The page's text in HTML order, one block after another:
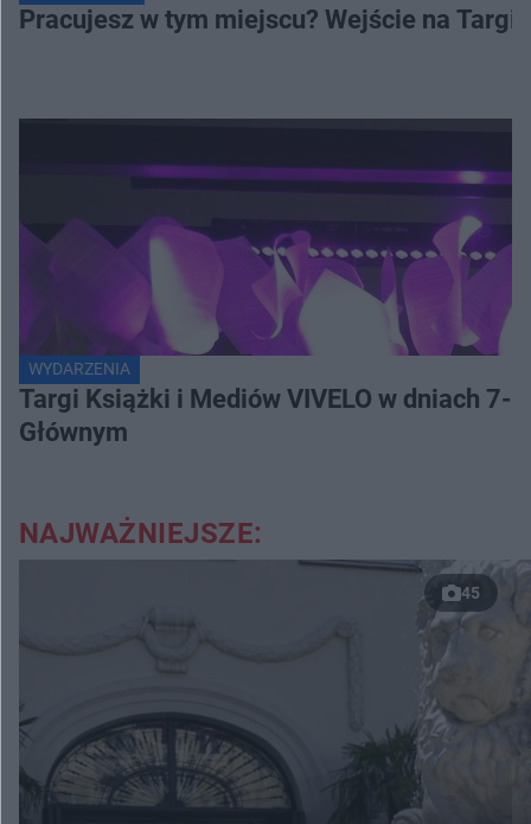
Pracujesz w tym miejscu? Wejście na Targi
WYDARZENIA
Targi Książki i Mediów VIVELO w dniach
Głównym
NAJWAŻNIEJSZE:
45